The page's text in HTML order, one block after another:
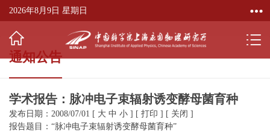
2026年8月9日 星期日
通知公告
学术报告：脉冲电子束辐射诱变酵母菌育种
发布日期：2008/07/01 [ 大 中 小 ] [ 打印 ] [ 关闭 ]
报告题目：“脉冲电子束辐射诱变酵母菌育种”